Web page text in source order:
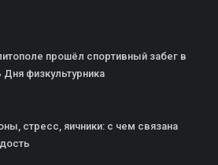
прошёл спортивный забег в
Дня физкультурника
стресс, яичники: с чем связана